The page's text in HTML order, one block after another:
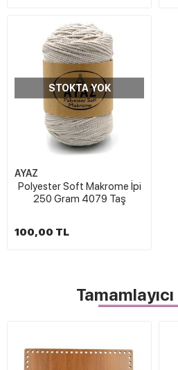
STOKTA YOK
AYAZ
Polyester Soft Makrome İpi
250 Gram 4079 Taş
100,00 TL